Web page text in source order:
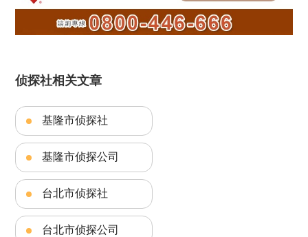
侦探社相关文章
基隆市侦探社
基隆市侦探公司
台北市侦探社
台北市侦探公司